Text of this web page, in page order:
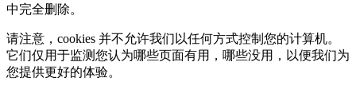
中完全删除。
请注意，cookies 并不允许我们以任何方式控制您的计算机。
它们仅用于监测您认为哪些页面有用，哪些没用，以便我们为
您提供更好的体验。